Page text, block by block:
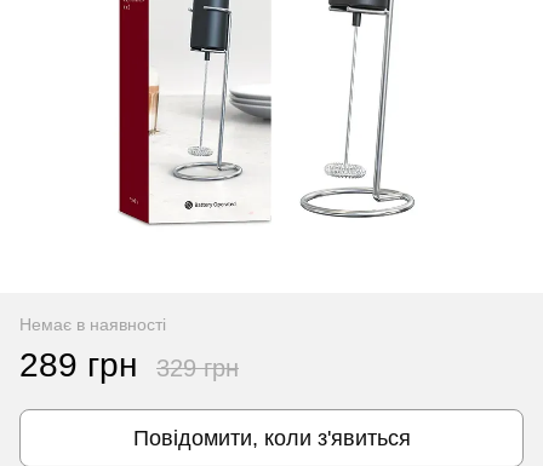
Немає в наявності
289 грн 329 грн
Повідомити, коли з'явиться